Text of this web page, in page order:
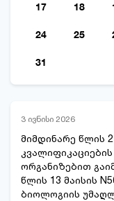
17 18
24 25
31
3 ივნისი 2026
მიმდინარე წლის
ორგანიზებით
წლის 13 მაისის
ბიოლოგიის